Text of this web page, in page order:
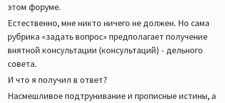
этом форуме.
Естественно, мне никто ничего не должен. Но сама
рубрика «задать вопрос» предполагает получение
внятной консультации (консультаций) - дельного
совета.
И что я получил в ответ?
Насмешливое подтрунивание и прописные истины, а